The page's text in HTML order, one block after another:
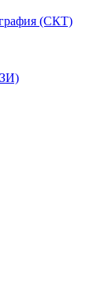
(СКТ)